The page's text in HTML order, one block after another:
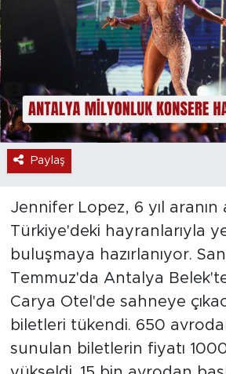
Paylaş
Jennifer Lopez, 6 yıl aranın
Türkiye'deki hayranlarıyla
buluşmaya hazırlanıyor.
Temmuz'da Antalya
Carya Otel'de sahneye
biletleri tükendi. 650
sunulan biletlerin fiyatı